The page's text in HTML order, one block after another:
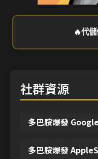
🔥代
社群資源
多巴胺爆發
多巴胺爆發